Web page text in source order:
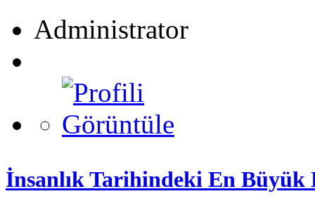
Administrator
İnsanlık Tarihindeki En